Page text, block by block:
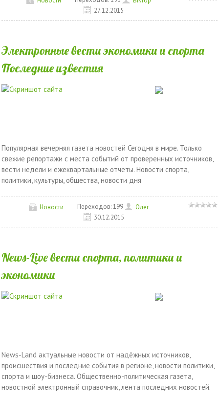
27.12.2015
Электронные вести экономики и спорта
Последние известия
Популярная вечерняя газета новостей Сегодня в мире. Только
свежие репортажи с места событий от проверенных источников,
вести недели и ежеквартальные отчёты. Новости спорта,
политики, культуры, общества, новости дня
Новости Переходов: 199
Олег
30.12.2015
News-Live вести спорта, политики и
экономики
News-Land актуальные новости от надёжных источников,
происшествия и последние события в регионе, новости политики,
спорта и шоу-бизнеса. Общественно-политическая газета,
новостной электронный справочник, лента последних новостей.